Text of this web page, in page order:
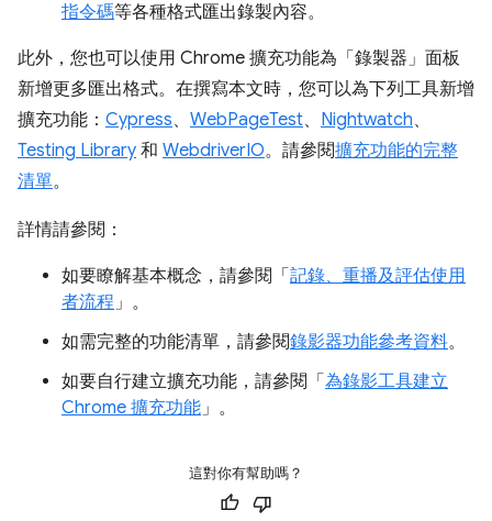
指令碼等各種格式匯出錄製內容。
此外，您也可以使用 Chrome 擴充功能為「錄製器」 面板
新增更多匯出格式。在撰寫本文時，您可以為下列工具新增
擴充功能： Cypress、 WebPageTest、 Nightwatch、
Testing Library 和 WebdriverIO。請參閱擴充功能的完整
清單。
詳情請參閱：
如要瞭解基本概念，請參閱「 記錄、重播及評估使用
者流程」。
如需完整的功能清單，請參閱錄影器功能參考資料。
如要自行建立擴充功能，請參閱「 為錄影工具建立
Chrome 擴充功能」。
這對你有幫助嗎？